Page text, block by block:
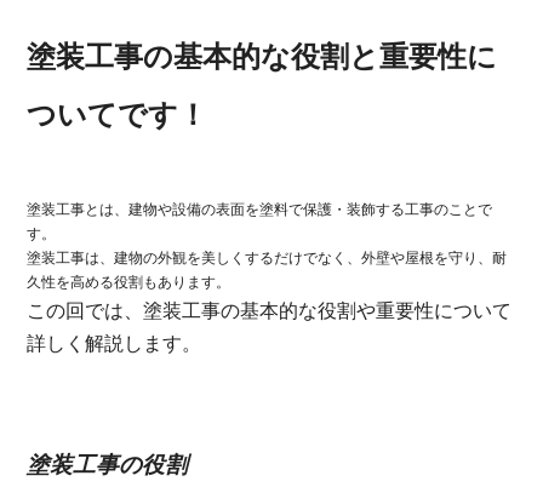
塗装工事の基本的な役割と重要性に
ついてです！
塗装工事とは、建物や設備の表面を塗料で保護・装飾する工事のことで
す。
塗装工事は、建物の外観を美しくするだけでなく、外壁や屋根を守り、耐
久性を高める役割もあります。
この回では、塗装工事の基本的な役割や重要性について
詳しく解説します。
塗装工事の役割